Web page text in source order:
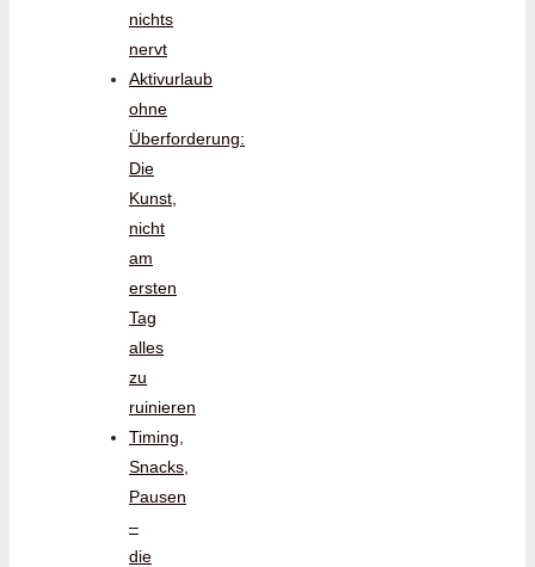
nichts
nervt
Aktivurlaub
ohne
Überforderung:
Die
Kunst,
nicht
am
ersten
Tag
alles
zu
ruinieren
Timing,
Snacks,
Pausen
–
die